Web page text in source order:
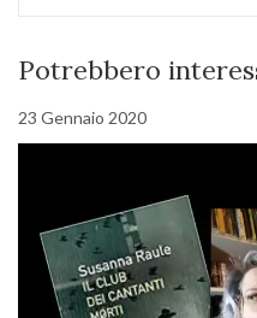
Potrebbero
23 Gennaio 2020